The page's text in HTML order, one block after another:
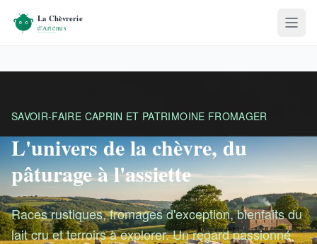
SAVOIR-FAIRE CAPRIN ET PATRIMOINE FROMAGER
L'univers de la chèvre, du
pâturage à l'assiette
Races rustiques, fromages d'exception, bienfaits du
lait cru et terroirs à explorer. Un regard passionné